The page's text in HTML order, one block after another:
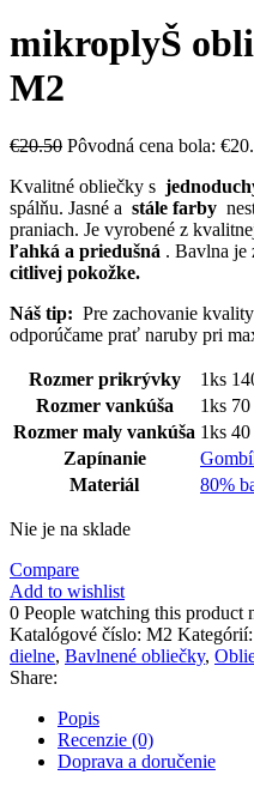
mikroplyŠ
M2
€20.50 Pôvodná cena bola:
Kvalitné obliečky s
spálňu. Jasné a stále farby
praniach. Je vyrobené z
ľahká a priedušná . Bavlna je
citlivej pokožke.
Náš tip: Pre zachovanie
odporúčame prať naruby pri
Rozmer prikrývky
1ks
Rozmer vankúša
1ks
Rozmer maly vankúša 1ks
Zapínanie
Materiál
80%
Nie je na sklade
Compare
Add to wishlist
0 People watching this product
Katalógové číslo: M2 Kategórií:
dielne, Bavlnené obliečky,
Share:
Popis
Recenzie (0)
Doprava a doručenie